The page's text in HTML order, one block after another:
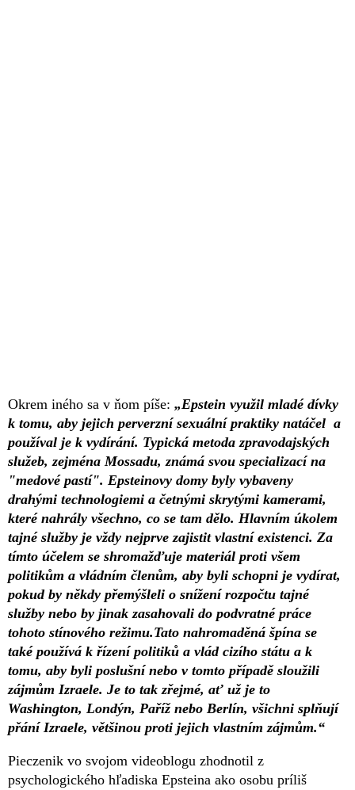
Okrem iného sa v ňom píše: „Epstein využil mladé dívky
k tomu, aby jejich perverzní sexuální praktiky natáčel a
používal je k vydírání. Typická metoda zpravodajských
služeb, zejména Mossadu, známá svou specializací na
"medové pastí". Epsteinovy domy byly vybaveny
drahými technologiemi a četnými skrytými kamerami,
které nahrály všechno, co se tam dělo. Hlavním úkolem
tajné služby je vždy nejprve zajistit vlastní existenci. Za
tímto účelem se shromažďuje materiál proti všem
politikům a vládním členům, aby byli schopni je vydírat,
pokud by někdy přemýšleli o snížení rozpočtu tajné
služby nebo by jinak zasahovali do podvratné práce
tohoto stínového režimu.Tato nahromaděná špína se
také používá k řízení politiků a vlád cizího státu a k
tomu, aby byli poslušní nebo v tomto případě sloužili
zájmům Izraele. Je to tak zřejmé, ať už je to
Washington, Londýn, Paříž nebo Berlín, všichni splňují
přání Izraele, většinou proti jejich vlastním zájmům.“
Pieczenik vo svojom videoblogu zhodnotil z
psychologického hľadiska Epsteina ako osobu príliš